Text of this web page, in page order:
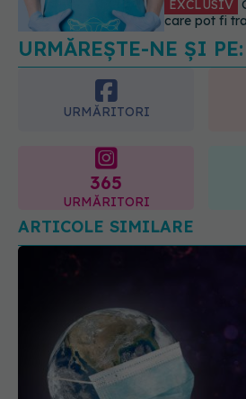
EXCLUSIV
radioterapie
ginecologic.
(SANADOR)
cum
URMĂRITORI
URMĂRITORI
ARTICOLE SIMILARE